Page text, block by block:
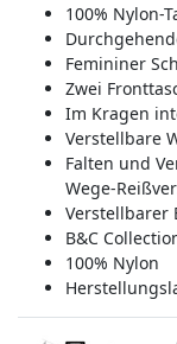
100% Nylon-
Femininer
Zwei
Im Kragen
Verstellbare
Falten und
Wege-
Verstellbarer
B&C
100% Nylon